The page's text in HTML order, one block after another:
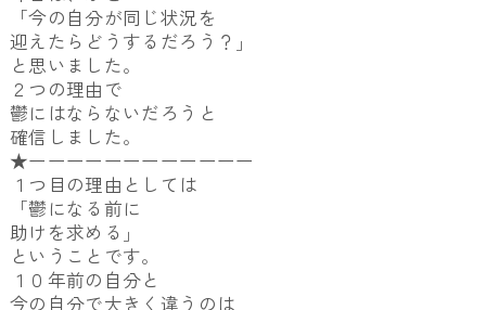
「今の自分が同じ状況を
迎えたらどうするだろう？」
と思いました。
２つの理由で
鬱にはならないだろうと
確信しました。
★ーーーーーーーーーーーー
１つ目の理由としては
「鬱になる前に
助けを求める」
ということです。
１０年前の自分と
今の自分で大きく違うのは